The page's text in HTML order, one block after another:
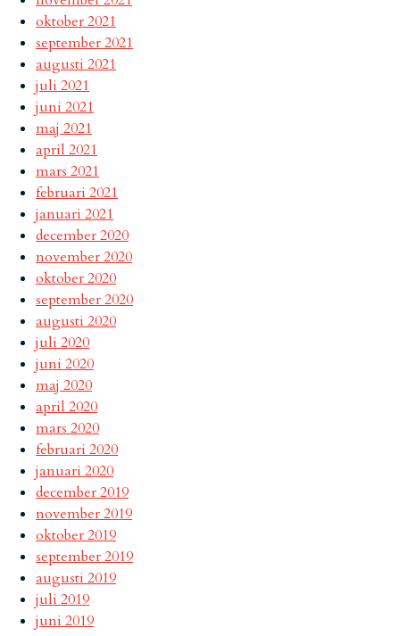
oktober 2021
september 2021
augusti 2021
juli 2021
juni 2021
maj 2021
april 2021
mars 2021
februari 2021
januari 2021
december 2020
november 2020
oktober 2020
september 2020
augusti 2020
juli 2020
juni 2020
maj 2020
april 2020
mars 2020
februari 2020
januari 2020
december 2019
november 2019
oktober 2019
september 2019
augusti 2019
juli 2019
juni 2019